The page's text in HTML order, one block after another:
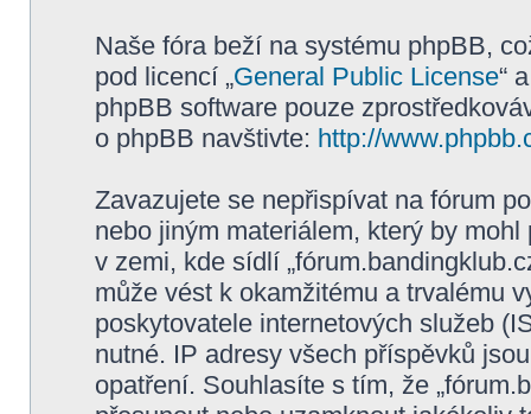
Naše fóra beží na systému phpBB,
pod licencí „General Public License“
phpBB software pouze
o phpBB navštivte: http://
Zavazujete se nepřispívat na fórum
nebo jiným materiálem, který by
v zemi, kde sídlí
může vést k okamžitému a trvalému
poskytovatele internetových služeb
nutné. IP adresy všech příspěvků
opatření. Souhlasíte s tím, že